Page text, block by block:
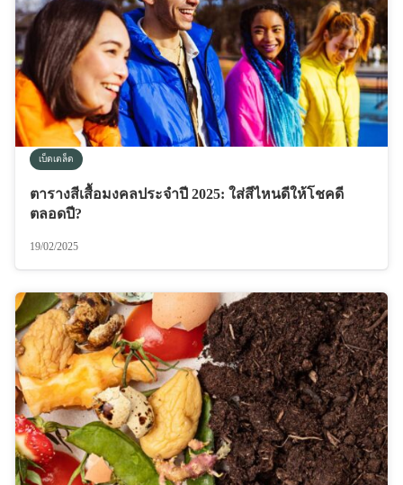
เบ็ดเตล็ด
ตารางสีเสื้อมงคลประจำปี 2025: ใส่สีไหนดีให้โชคดี
ตลอดปี?
19/02/2025